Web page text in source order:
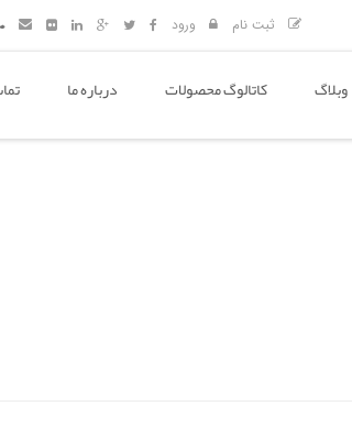
ثبت نام ورود
وبلاگ کاتالوگ محصولات درباره ما